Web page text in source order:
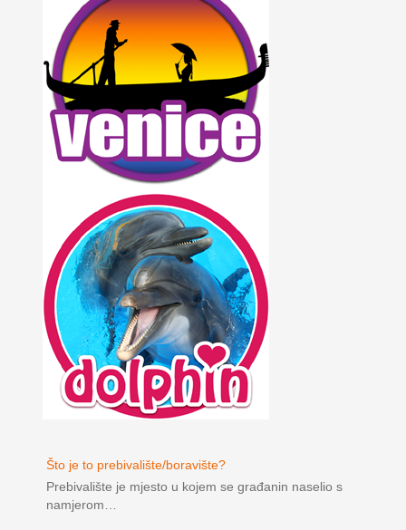
Što je to prebivalište/boravište?
Prebivalište je mjesto u kojem se građanin naselio s
namjerom…